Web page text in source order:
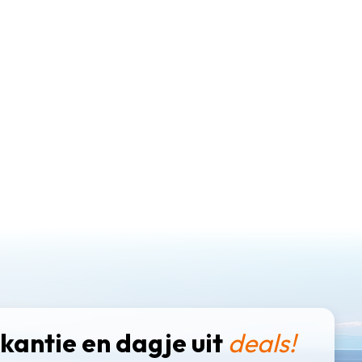
en dagje uit deals!